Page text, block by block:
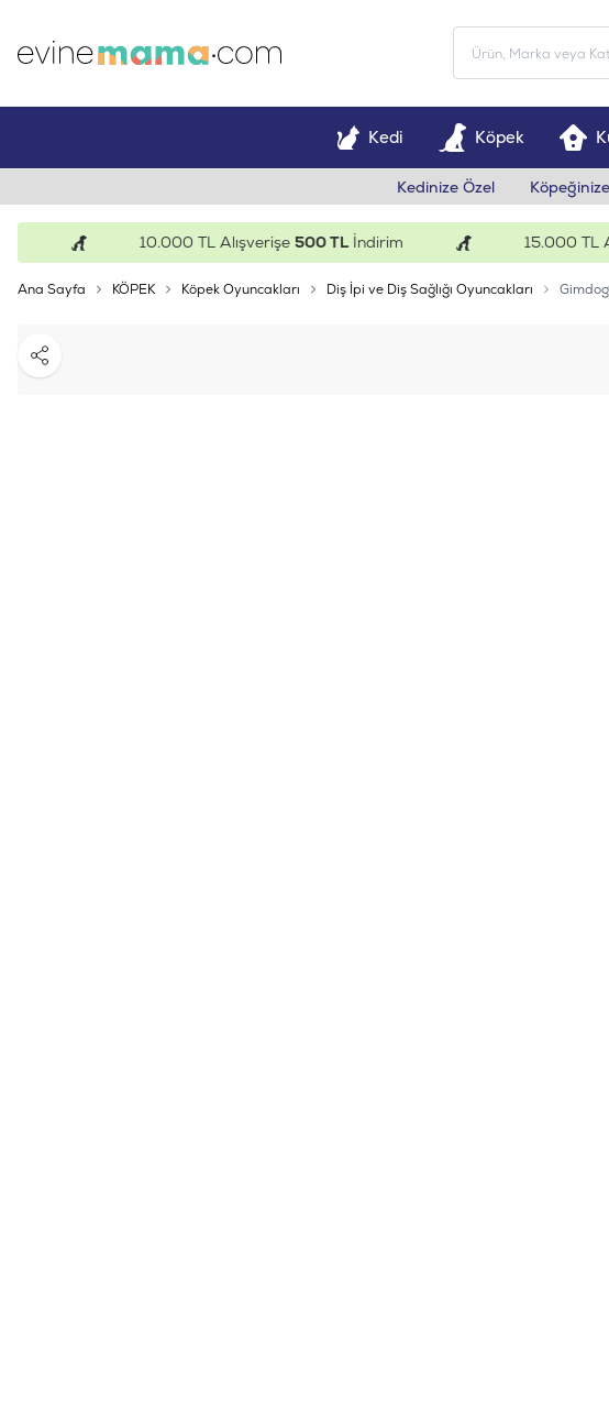
Kedi Köpek
Kedinize Özel
10.000 TL Alışverişe500 TLİndirim 15.000 TL
Ana Sayfa KÖPEK Köpek Oyuncakları Diş İpi ve Diş Sağlığı Oyuncakları
Paylaş